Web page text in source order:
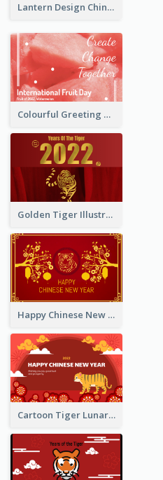
Lantern Design Chinese New Year Greeting Card
Colourful Greeting Card For International Fruit Day 2021
Golden Tiger Illustration Chinese New Year Greeting Card
Happy Chinese New Year Greeting Card With Chinese Tree Illustration
Cartoon Tiger Lunar New Year Greeting Card